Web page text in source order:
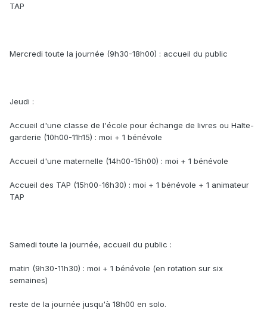
TAP
Mercredi toute la journée (9h30-18h00) : accueil du public
Jeudi :
Accueil d'une classe de l'école pour échange de livres ou Halte-
garderie (10h00-11h15) : moi + 1 bénévole
Accueil d'une maternelle (14h00-15h00) : moi + 1 bénévole
Accueil des TAP (15h00-16h30) : moi + 1 bénévole + 1 animateur
TAP
Samedi toute la journée, accueil du public :
matin (9h30-11h30) : moi + 1 bénévole (en rotation sur six
semaines)
reste de la journée jusqu'à 18h00 en solo.